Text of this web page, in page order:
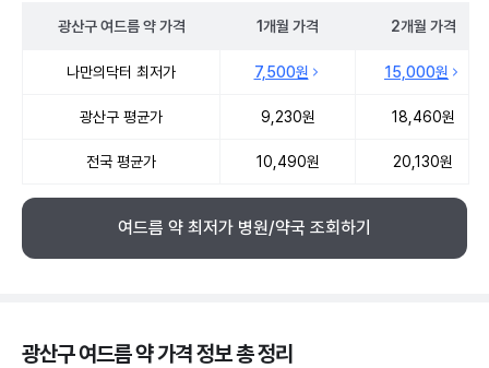
광산구 여드름 약가격 1개월 가격 2개월 가격
나만의닥터 최저가 7,500원 15,000원
광산구 평균가 9,230원 18,460원
전국 평균가 10,490원 20,130원
여드름 약 최저가 병원/약국 조회하기
광산구 여드름 약 가격 정보 총 정리